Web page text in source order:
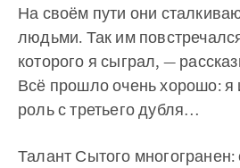
На своём пути они
людьми. Так им
которого я сыграл, —
Всё прошло очень хорошо:
роль с третьего дубля…
Талант Сытого многогранен: